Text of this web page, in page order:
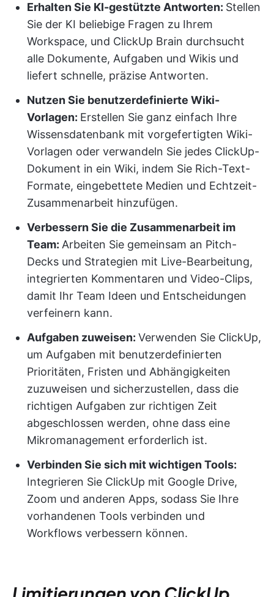
Erhalten Sie KI-gestützte Antworten: Stellen
Sie der KI beliebige Fragen zu Ihrem
Workspace, und ClickUp Brain durchsucht
alle Dokumente, Aufgaben und Wikis und
liefert schnelle, präzise Antworten.
Nutzen Sie benutzerdefinierte Wiki-
Vorlagen: Erstellen Sie ganz einfach Ihre
Wissensdatenbank mit vorgefertigten Wiki-
Vorlagen oder verwandeln Sie jedes ClickUp-
Dokument in ein Wiki, indem Sie Rich-Text-
Formate, eingebettete Medien und Echtzeit-
Zusammenarbeit hinzufügen.
Verbessern Sie die Zusammenarbeit im
Team: Arbeiten Sie gemeinsam an Pitch-
Decks und Strategien mit Live-Bearbeitung,
integrierten Kommentaren und Video-Clips,
damit Ihr Team Ideen und Entscheidungen
verfeinern kann.
Aufgaben zuweisen: Verwenden Sie ClickUp,
um Aufgaben mit benutzerdefinierten
Prioritäten, Fristen und Abhängigkeiten
zuzuweisen und sicherzustellen, dass die
richtigen Aufgaben zur richtigen Zeit
abgeschlossen werden, ohne dass eine
Mikromanagement erforderlich ist.
Verbinden Sie sich mit wichtigen Tools:
Integrieren Sie ClickUp mit Google Drive,
Zoom und anderen Apps, sodass Sie Ihre
vorhandenen Tools verbinden und
Workflows verbessern können.